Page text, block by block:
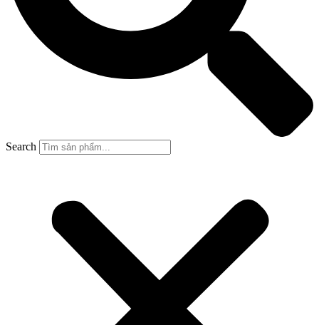
Search